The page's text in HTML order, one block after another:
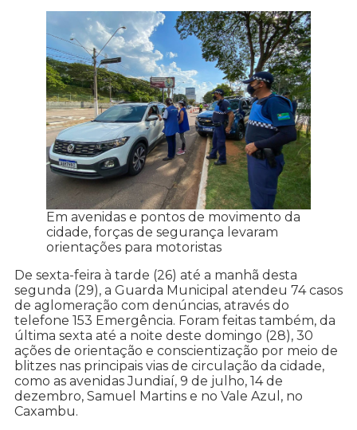
Em avenidas e pontos de movimento da
cidade, forças de segurança levaram
orientações para motoristas
De sexta-feira à tarde (26) até a manhã desta
segunda (29), a Guarda Municipal atendeu 74 casos
de aglomeração com denúncias, através do
telefone 153 Emergência. Foram feitas também, da
última sexta até a noite deste domingo (28), 30
ações de orientação e conscientização por meio de
blitzes nas principais vias de circulação da cidade,
como as avenidas Jundiaí, 9 de julho, 14 de
dezembro, Samuel Martins e no Vale Azul, no
Caxambu.